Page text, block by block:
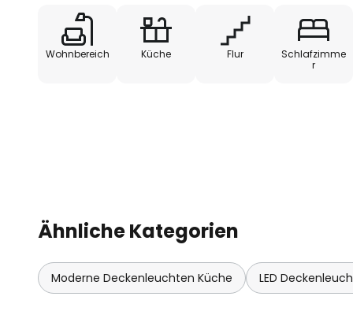
Wohnbereich Küche Flur
Schlafzimme
r
Ähnliche Kategorien
Moderne Deckenleuchten Küche LED